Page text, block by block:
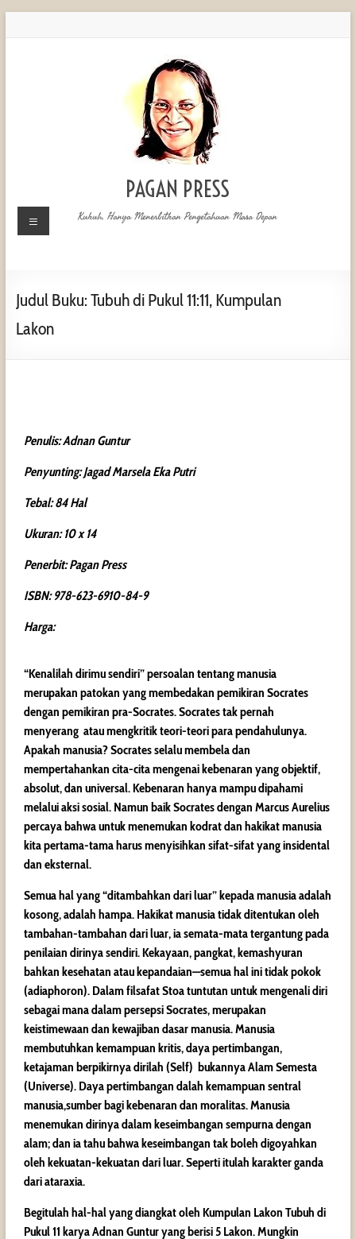
PAGAN PRESS
Kukuh, Hanya Menerbitkan Pengetahuan Masa Depan
Judul Buku: Tubuh di Pukul 11:11, Kumpulan
Lakon
Penulis:Adnan Guntur
Penyunting:Jagad Marsela Eka Putri
Tebal:84 Hal
Ukuran:10 x 14
Penerbit:Pagan Press
ISBN: 978-623-6910-84-9
Harga:
“Kenalilah dirimu sendiri” persoalan tentang manusia
merupakan patokan yang membedakan pemikiran Socrates
dengan pemikiran pra-Socrates. Socrates tak pernah
menyerang atau mengkritik teori-teori para pendahulunya.
Apakah manusia? Socrates selalu membela dan
mempertahankan cita-cita mengenai kebenaran yang objektif,
absolut, dan universal. Kebenaran hanya mampu dipahami
melalui aksi sosial. Namun baik Socrates dengan Marcus Aurelius
percaya bahwa untuk menemukan kodrat dan hakikat manusia
kita pertama-tama harus menyisihkan sifat-sifat yang insidental
dan eksternal.
Semua hal yang “ditambahkan dari luar” kepada manusia adalah
kosong, adalah hampa. Hakikat manusia tidak ditentukan oleh
tambahan-tambahan dari luar, ia semata-mata tergantung pada
penilaian dirinya sendiri. Kekayaan, pangkat, kemashyuran
bahkan kesehatan atau kepandaian—semua hal ini tidak pokok
(adiaphoron). Dalam filsafat Stoa tuntutan untuk mengenali diri
sebagai mana dalam persepsi Socrates, merupakan
keistimewaan dan kewajiban dasar manusia. Manusia
membutuhkan kemampuan kritis, daya pertimbangan,
ketajaman berpikirnya dirilah (Self) bukannya Alam Semesta
(Universe). Daya pertimbangan dalah kemampuan sentral
manusia,sumber bagi kebenaran dan moralitas. Manusia
menemukan dirinya dalam keseimbangan sempurna dengan
alam; dan ia tahu bahwa keseimbangan tak boleh digoyahkan
oleh kekuatan-kekuatan dari luar. Seperti itulah karakter ganda
dari ataraxia.
Begitulah hal-hal yang diangkat oleh Kumpulan Lakon Tubuh di
Pukul 11 karya Adnan Guntur yang berisi 5 Lakon. Mungkin